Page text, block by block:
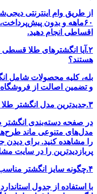
از طریق وام اینترنتی
اقساطی انجام دهید.
۲. آیا انگشترهای طلا
هستند؟
بله، کلیه محصولات شامل
و تضمین اصالت از
۳. جدیدترین مدل انگشتر
در صفحه دسته‌بندی انگشتر
مدل‌های متنوعی ماند
را مشاهده کنید. برای دیدن
پربازدید‌ترین را در سایت
۴. چگونه سایز انگشتر
با استفاده از جدول